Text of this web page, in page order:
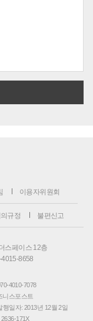
이용자위원회
규정 불편신고
스페이스 12층
4015-8658
4010-7078
니스포스트
행일자: 2013년 12월 2일
2636-171X